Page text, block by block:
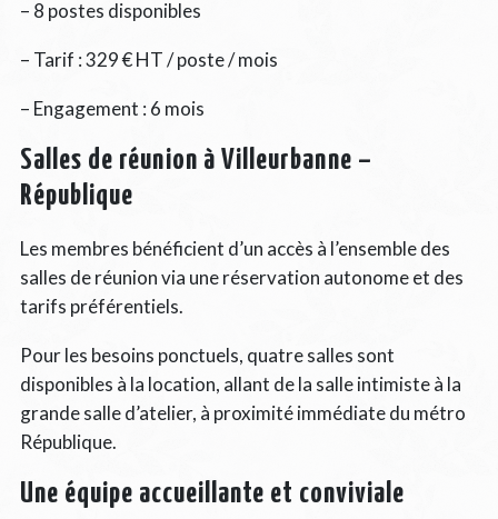
– 8 postes disponibles
– Tarif : 329 € HT / poste / mois
– Engagement : 6 mois
Salles de réunion à Villeurbanne –
République
Les membres bénéficient d’un accès à l’ensemble des
salles de réunion via une réservation autonome et des
tarifs préférentiels.
Pour les besoins ponctuels, quatre salles sont
disponibles à la location, allant de la salle intimiste à la
grande salle d’atelier, à proximité immédiate du métro
République.
Une équipe accueillante et conviviale